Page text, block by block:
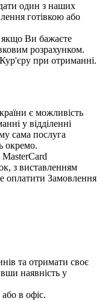
один з наших
готівкою або
Ви бажаєте
розрахунком.
при отриманні.
є можливість
у відділенні
сама послуга
окремо.
з виставленням
оплатити Замовлення
та отримати своє
наявність у
в офіс.